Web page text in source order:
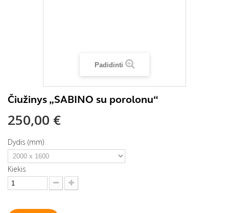
Padidinti
Čiužinys „SABINO su porolonu“
250,00 €
Dydis (mm)
Kiekis